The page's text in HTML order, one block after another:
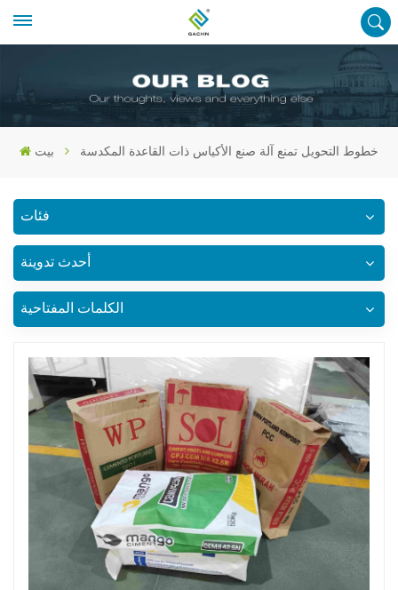
بيت خطوط التحويل تمنع آلة صنع الأكياس ذات القاعدة المكدسة
فئات
أحدث تدوينة
الكلمات المفتاحية